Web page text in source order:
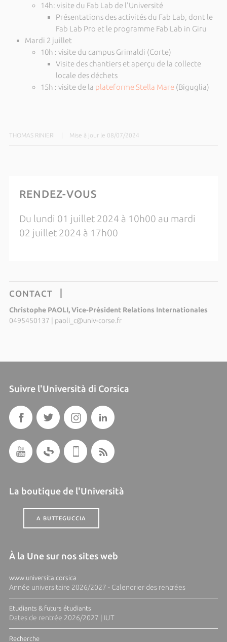
14h: visite du Fab Lab de l'Université
Présentations des activités du Fab Lab, dont le
Fab Lab Pro et le programme Fab Lab in Giru
Mardi 2 juillet
10h : visite du campus Grimaldi (Corte)
Visite des chantiers et aperçu de la collecte
locale des déchets
15h : visite de la plateforme Stella Mare(Biguglia)
THOMAS RINIERI Mise à jour le 08/07/2024
RENDEZ-VOUS
Du lundi 01 juillet 2024 à 10h00 au mardi
02 juillet 2024 à 17h00
CONTACT
Christophe PAOLI, Vice-Président Relations Internationales
0495450137 | paoli_c@univ-corse.fr
Suivre l'Università di Corsica
La boutique de l'Università
A BUTTEGUCCIA
À la Une sur nos sites web
www.universita.corsica
Année universitaire 2026/2027 - Calendrier des rentrées
Etudiants & futurs étudiants
Dates de rentrée 2026/2027 | IUT
Recherche